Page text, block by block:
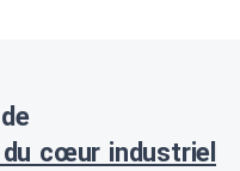
cœur industriel